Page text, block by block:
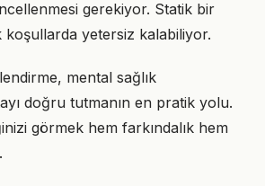
gerekiyor. Statik bir
koşullarda yetersiz kalabiliyor.
mental sağlık
doğru tutmanın en pratik yolu.
görmek hem farkındalık hem